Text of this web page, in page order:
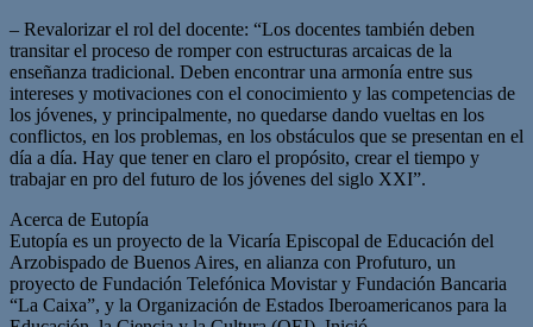
– Revalorizar el rol del docente: “Los docentes también deben
transitar el proceso de romper con estructuras arcaicas de la
enseñanza tradicional. Deben encontrar una armonía entre sus
intereses y motivaciones con el conocimiento y las competencias de
los jóvenes, y principalmente, no quedarse dando vueltas en los
conflictos, en los problemas, en los obstáculos que se presentan en el
día a día. Hay que tener en claro el propósito, crear el tiempo y
trabajar en pro del futuro de los jóvenes del siglo XXI”.
Acerca de Eutopía
Eutopía es un proyecto de la Vicaría Episcopal de Educación del
Arzobispado de Buenos Aires, en alianza con Profuturo, un
proyecto de Fundación Telefónica Movistar y Fundación Bancaria
“La Caixa”, y la Organización de Estados Iberoamericanos para la